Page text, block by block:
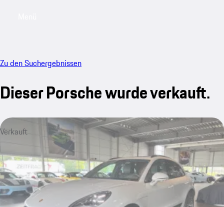
Zu den Suchergebnissen
Dieser Porsche wurde verkauft.
Verkauft